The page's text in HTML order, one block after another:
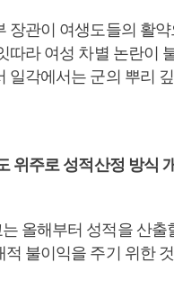
장관이 여생도들의 활
따라 여성 차별 논란이
일각에서는 군의 뿌리
위주로 성적산정 방식
올해부터 성적을 산
적 불이익을 주기 위한